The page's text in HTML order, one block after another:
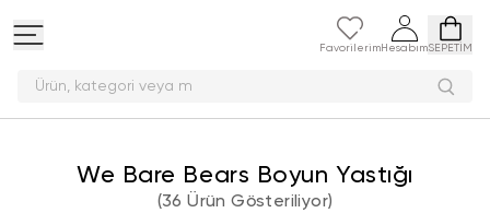
Favorilerim HesabımSEPETİM
Ürün, kategori
We Bare Bears Boyun Yastığı
(36 Ürün Gösteriliyor)